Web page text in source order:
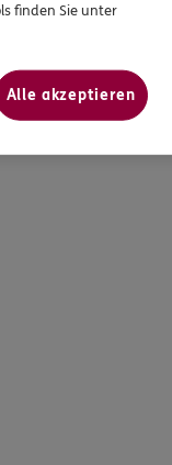
finden Sie unter
Alle akzeptieren